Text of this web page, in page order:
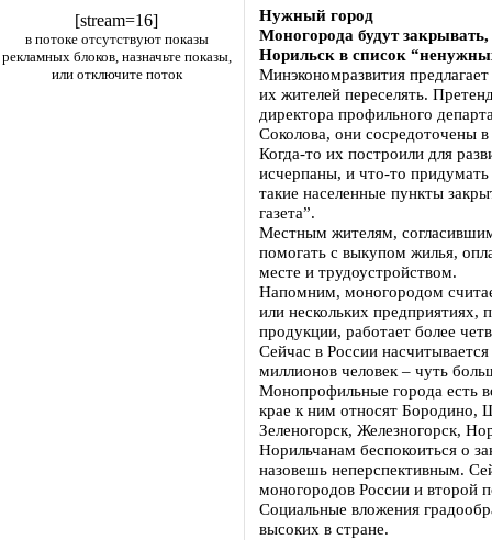
[stream=16]
в потоке отсутствуют показы
рекламных блоков, назначьте показы,
или отключите поток
Нужный город
Моногорода будут
Норильск в список
Минэкономразвития
их жителей переселять.
директора профильного
Соколова, они сосредоточены
Когда-то их построили для
исчерпаны, и что-то
такие населенные пункты
газета”.
Местным жителям,
помогать с выкупом жилья,
месте и трудоустройством.
Напомним, моногородом
или нескольких
продукции, работает более
Сейчас в России
миллионов человек – чуть
Монопрофильные города есть
крае к ним относят Бородино,
Зеленогорск, Железногорск,
Норильчанам беспокоиться о
назовешь неперспективным.
моногородов России и второй
Социальные вложения
высоких в стране.